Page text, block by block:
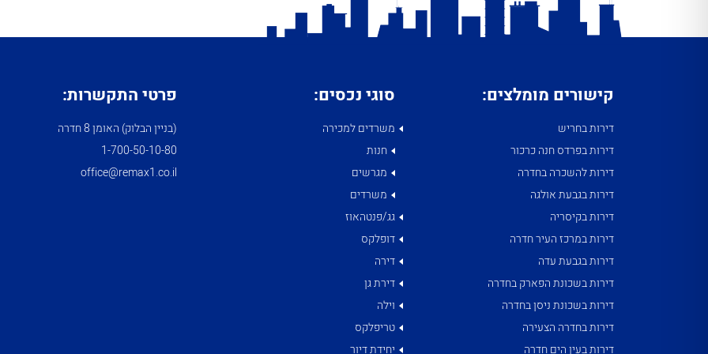
קישורים מומלצים:
דירות בחריש
דירות בפרדס חנה כרכור
דירות להשכרה בחדרה
דירות בגבעת אולגה
דירות בקיסריה
דירות במרכז העיר חדרה
דירות בגבעת עדה
דירות בשכונת הפארק בחדרה
דירות בשכונת ניסן בחדרה
דירות בחדרה הצעירה
דירות בעין הים חדרה
סוגי נכסים:
משרדים למכירה
חנות
מגרשים
משרדים
גג/פנטהאוז
דופלקס
דירה
דירת גן
וילה
טריפלקס
יחידת דיור
פרטי התקשרות:
(בניין הבלוק) האומן 8 חדרה
1­-700­-50-­10-­80
office@remax1.co.il